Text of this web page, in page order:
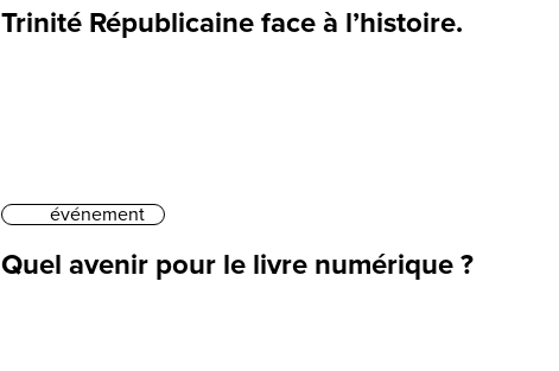
Trinité Républicaine face à l’histoire.
événement
Quel avenir pour le livre numérique ?